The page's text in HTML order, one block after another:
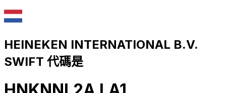
HEINEKEN INTERNATIONAL B.V.
SWIFT 代碼是